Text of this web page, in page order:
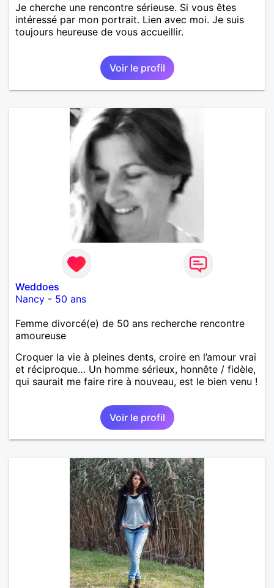
Je cherche une rencontre sérieuse. Si vous êtes
intéressé par mon portrait. Lien avec moi. Je suis
toujours heureuse de vous accueillir.
Voir le profil
Weddoes
Nancy - 50 ans
Femme divorcé(e) de 50 ans recherche rencontre
amoureuse
Croquer la vie à pleines dents, croire en l’amour vrai
et réciproque… Un homme sérieux, honnête / fidèle,
qui saurait me faire rire à nouveau, est le bien venu !
Voir le profil